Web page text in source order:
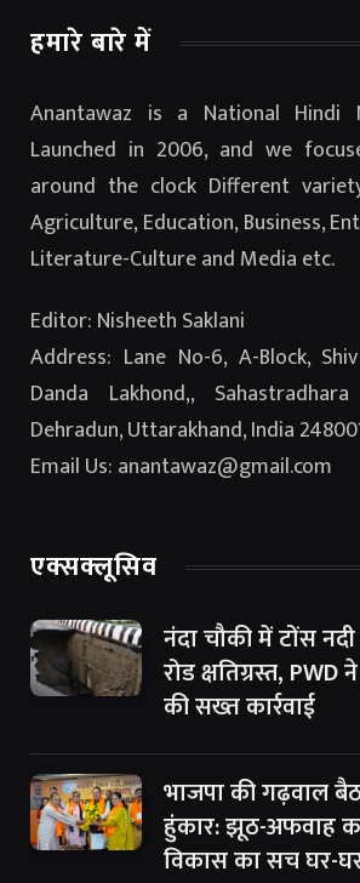
हमारे बारे में
Anantawaz is a National Hindi
Launched in 2006, and we
around the clock Different
Agriculture, Education, Business,
Literature-Culture and Media etc.
Editor: Nisheeth Saklani
Address: Lane No-6, A-Block,
Danda Lakhond,,
Dehradun, Uttarakhand, India
Email Us: anantawaz@gmail.com
एक्सक्लूसिव
नंदा चौकी में टोंस
रोड क्षतिग्रस्त, PWD
की सख्त कार्रवाई
भाजपा की गढ़वाल
हुंकार: झूठ-अफवाह
विकास का सच घर-